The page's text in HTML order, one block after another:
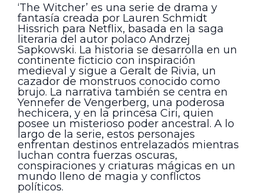
‘The Witcher’ es una serie de drama y
fantasía creada por Lauren Schmidt
Hissrich para Netflix, basada en la saga
literaria del autor polaco Andrzej
Sapkowski. La historia se desarrolla en un
continente ficticio con inspiración
medieval y sigue a Geralt de Rivia, un
cazador de monstruos conocido como
brujo. La narrativa también se centra en
Yennefer de Vengerberg, una poderosa
hechicera, y en la princesa Ciri, quien
posee un misterioso poder ancestral. A lo
largo de la serie, estos personajes
enfrentan destinos entrelazados mientras
luchan contra fuerzas oscuras,
conspiraciones y criaturas mágicas en un
mundo lleno de magia y conflictos
políticos.